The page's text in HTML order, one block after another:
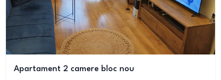
Apartament 2 camere bloc nou